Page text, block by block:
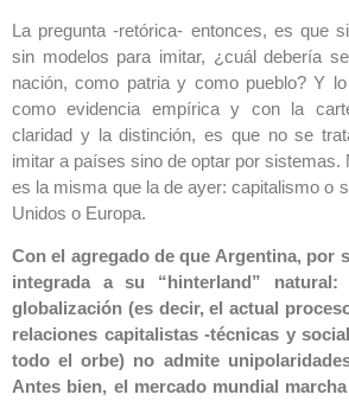
La pregunta -retórica- entonces, es que
sin modelos para imitar, ¿cuál debería
nación, como patria y como pueblo? Y
como evidencia empírica y con la
claridad y la distinción, es que no se
imitar a países sino de optar por sistemas.
es la misma que la de ayer: capitalismo o
Unidos o Europa.
Con el agregado de que Argentina, por
integrada a su “hinterland” natural:
globalización (es decir, el actual
relaciones capitalistas -técnicas y
todo el orbe) no admite
Antes bien, el mercado mundial